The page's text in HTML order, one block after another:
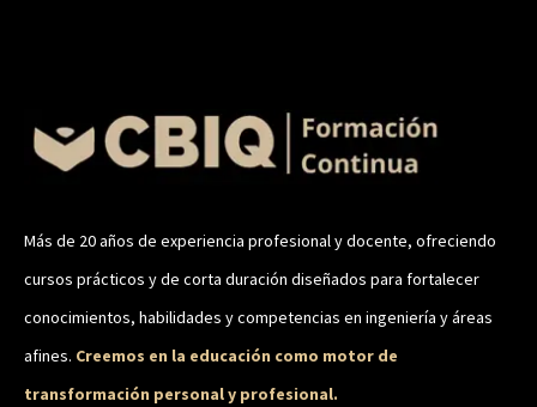
Más de 20 años de experiencia profesional y docente, ofreciendo
cursos prácticos y de corta duración diseñados para fortalecer
conocimientos, habilidades y competencias en ingeniería y áreas
afines. Creemos en la educación como motor de
transformación personal y profesional.